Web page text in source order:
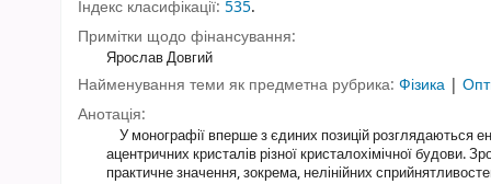
Індекс класифікації: 535.
Примітки щодо фінансування:
Ярослав Довгий
Найменування теми як предметна рубрика: Фізика |
Анотація:
У монографії вперше з єдиних позицій розглядаються
ацентричних кристалів різної кристалохімічної будови.
практичне значення, зокрема, нелінійних